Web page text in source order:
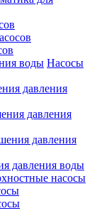
Насосы
давления
давления
давления
давления воды
насосы